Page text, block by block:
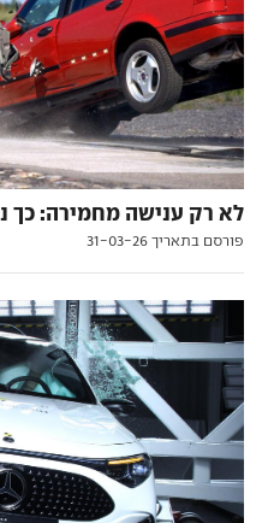
לא רק ענישה מחמירה: כך
פורסם בתאריך 31-03-26